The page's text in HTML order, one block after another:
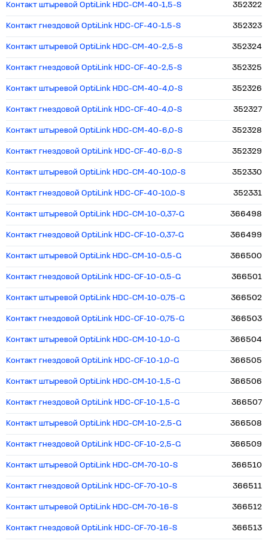
Контакт штыревой OptiLink HDC-CM-40-1,5-S 352322
Контакт гнездовой OptiLink HDC-CF-40-1,5-S 352323
Контакт штыревой OptiLink HDC-CM-40-2,5-S 352324
Контакт гнездовой OptiLink HDC-CF-40-2,5-S 352325
Контакт штыревой OptiLink HDC-CM-40-4,0-S 352326
Контакт гнездовой OptiLink HDC-CF-40-4,0-S 352327
Контакт штыревой OptiLink HDC-CM-40-6,0-S 352328
Контакт гнездовой OptiLink HDC-CF-40-6,0-S 352329
Контакт штыревой OptiLink HDC-CM-40-10,0-S 352330
Контакт гнездовой OptiLink HDC-CF-40-10,0-S 352331
Контакт штыревой OptiLink HDC-CM-10-0,37-G 366498
Контакт гнездовой OptiLink HDC-CF-10-0,37-G 366499
Контакт штыревой OptiLink HDC-CM-10-0,5-G 366500
Контакт гнездовой OptiLink HDC-CF-10-0,5-G 366501
Контакт штыревой OptiLink HDC-CM-10-0,75-G 366502
Контакт гнездовой OptiLink HDC-CF-10-0,75-G 366503
Контакт штыревой OptiLink HDC-CM-10-1,0-G 366504
Контакт гнездовой OptiLink HDC-CF-10-1,0-G 366505
Контакт штыревой OptiLink HDC-CM-10-1,5-G 366506
Контакт гнездовой OptiLink HDC-CF-10-1,5-G 366507
Контакт штыревой OptiLink HDC-CM-10-2,5-G 366508
Контакт гнездовой OptiLink HDC-CF-10-2,5-G 366509
Контакт штыревой OptiLink HDC-CM-70-10-S 366510
Контакт гнездовой OptiLink HDC-CF-70-10-S 366511
Контакт штыревой OptiLink HDC-CM-70-16-S 366512
Контакт гнездовой OptiLink HDC-CF-70-16-S 366513